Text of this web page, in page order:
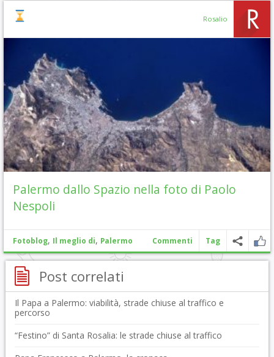
Rosalio
Palermo dallo Spazio nella foto di Paolo
Nespoli
Fotoblog, Il meglio di, Palermo Commenti Tag
Post correlati
Il Papa a Palermo: viabilità, strade chiuse al traffico e
percorso
“Festino” di Santa Rosalia: le strade chiuse al traffico